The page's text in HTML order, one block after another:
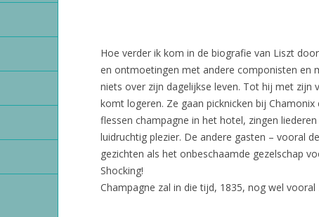
Hoe verder ik kom in de biografie van Liszt
en ontmoetingen met andere componisten en
niets over zijn dagelijkse leven. Tot hij met zijn
komt logeren. Ze gaan picknicken bij
flessen champagne in het hotel, zingen
luidruchtig plezier. De andere gasten – vooral
gezichten als het onbeschaamde gezelschap
Shocking!
Champagne zal in die tijd, 1835, nog wel